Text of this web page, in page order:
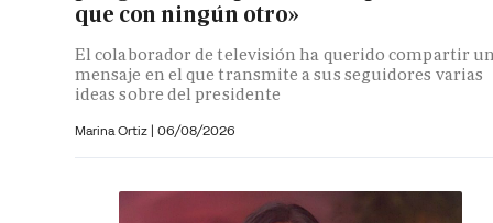
que con ningún otro»
El colaborador de televisión ha querido compartir
mensaje en el que transmite a sus seguidores varias
ideas sobre del presidente
Marina Ortiz | 06/08/2026